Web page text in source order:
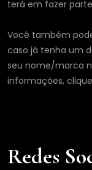
terá em fazer
Você também
caso já tenha um
seu nome/marca
informações,
Redes